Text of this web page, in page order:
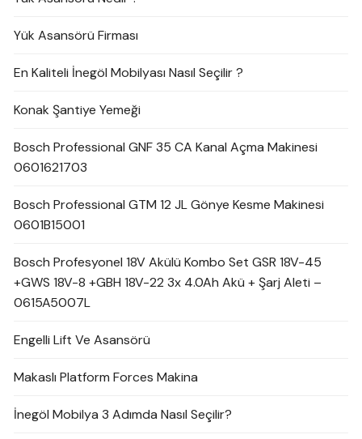
Yük Asansörü Firması
En Kaliteli İnegöl Mobilyası Nasıl Seçilir ?
Konak Şantiye Yemeği
Bosch Professional GNF 35 CA Kanal Açma Makinesi
0601621703
Bosch Professional GTM 12 JL Gönye Kesme Makinesi
0601B15001
Bosch Profesyonel 18V Akülü Kombo Set GSR 18V-45
+GWS 18V-8 +GBH 18V-22 3x 4.0Ah Akü + Şarj Aleti –
0615A5007L
Engelli Lift Ve Asansörü
Makaslı Platform Forces Makina
İnegöl Mobilya 3 Adımda Nasıl Seçilir?